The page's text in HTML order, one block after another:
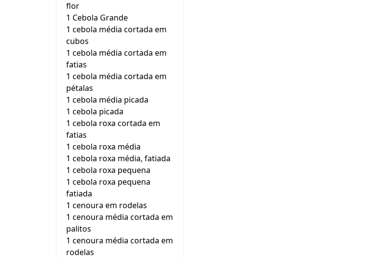
flor
1 Cebola Grande
1 cebola média cortada em
cubos
1 cebola média cortada em
fatias
1 cebola média cortada em
pétalas
1 cebola média picada
1 cebola picada
1 cebola roxa cortada em
fatias
1 cebola roxa média
1 cebola roxa média, fatiada
1 cebola roxa pequena
1 cebola roxa pequena
fatiada
1 cenoura em rodelas
1 cenoura média cortada em
palitos
1 cenoura média cortada em
rodelas